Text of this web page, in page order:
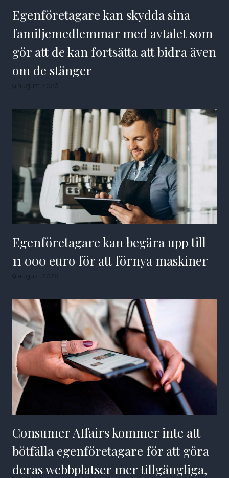
Egenföretagare kan skydda sina
familjemedlemmar med avtalet som
gör att de kan fortsätta att bidra även
om de stänger
9 augusti 2026
Egenföretagare kan begära upp till
11 000 euro för att förnya maskiner
9 augusti 2026
Consumer Affairs kommer inte att
bötfälla egenföretagare för att göra
deras webbplatser mer tillgängliga,